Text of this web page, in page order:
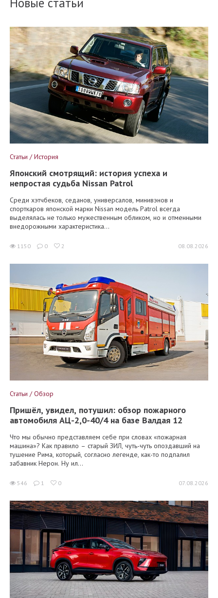
Статьи / История
Японский смотрящий: история успеха и
непростая судьба Nissan Patrol
Среди хэтчбеков, седанов, универсалов, минивэнов и
спорткаров японской марки Nissan модель Patrol всегда
выделялась не только мужественным обликом, но и отменными
внедорожными характеристика...
1150 0 2 08.08.2026
Статьи / Обзор
Пришёл, увидел, потушил: обзор пожарного
автомобиля АЦ-2,0-40/4 на базе Валдая 12
Что мы обычно представляем себе при словах «пожарная
машина»? Как правило – старый ЗИЛ, чуть-чуть опоздавший на
тушение Рима, который, согласно легенде, как-то подпалил
забавник Нерон. Ну ил...
546 1 0 07.08.2026